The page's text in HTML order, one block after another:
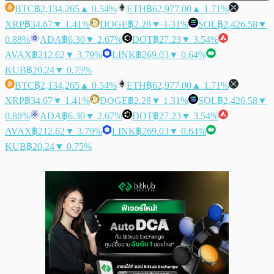
BTC฿2,134,265 ▲ 0.54% ETH฿62,977.00 ▲ 1.71%
XRP฿34.67▼ 1.41% DOGE฿2.28▼ 1.31% SOL฿2,426.58▼
0.88%
ADA฿6.30▼ 2.67% DOT฿27.23▼ 3.54%
AVAX฿212.62 ▼ 3.79% LINK฿269.03▼ 0.64%
KUB฿20.24▼ 0.75%
BTC฿2,134,265 ▲ 0.54% ETH฿62,977.00 ▲ 1.71%
XRP฿34.67▼ 1.41% DOGE฿2.28▼ 1.31% SOL฿2,426.58▼
0.88%
ADA฿6.30▼ 2.67% DOT฿27.23▼ 3.54%
AVAX฿212.62 ▼ 3.79% LINK฿269.03▼ 0.64%
KUB฿20.24▼ 0.75%